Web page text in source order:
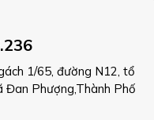
1/65, đường N12, tổ
Đan Phượng,Thành Phố